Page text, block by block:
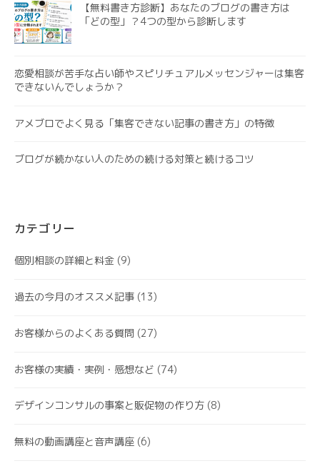
【無料書き方診断】あなたのブログの書き方は
「どの型」？4つの型から診断します
恋愛相談が苦手な占い師やスピリチュアルメッセンジャーは集客
できないんでしょうか？
アメブロでよく見る「集客できない記事の書き方」の特徴
ブログが続かない人のための続ける対策と続けるコツ
カテゴリー
個別相談の詳細と料金 (9)
過去の今月のオススメ記事 (13)
お客様からのよくある質問 (27)
お客様の実績・実例・感想など (74)
デザインコンサルの事案と販促物の作り方 (8)
無料の動画講座と音声講座 (6)